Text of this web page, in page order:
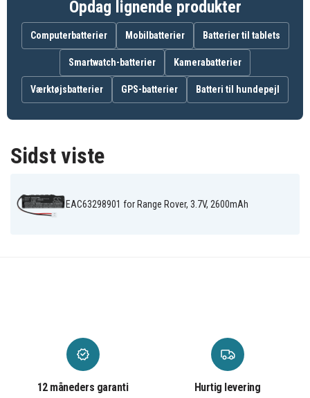
SPORT 2020
SPORT 2021
SPORT 2022
SPORT 2023
ONWARD VELAR VELAR 2019
ONWARD
Opdag lignende produkter
Computerbatterier Mobilbatterier Batterier til tablets
Smartwatch-batterier Kamerabatterier
Værktøjsbatterier GPS-batterier Batteri til hundepejl
Sidst viste
EAC63298901 for Range Rover, 3.7V, 2600mAh
12 måneders garanti Hurtig levering